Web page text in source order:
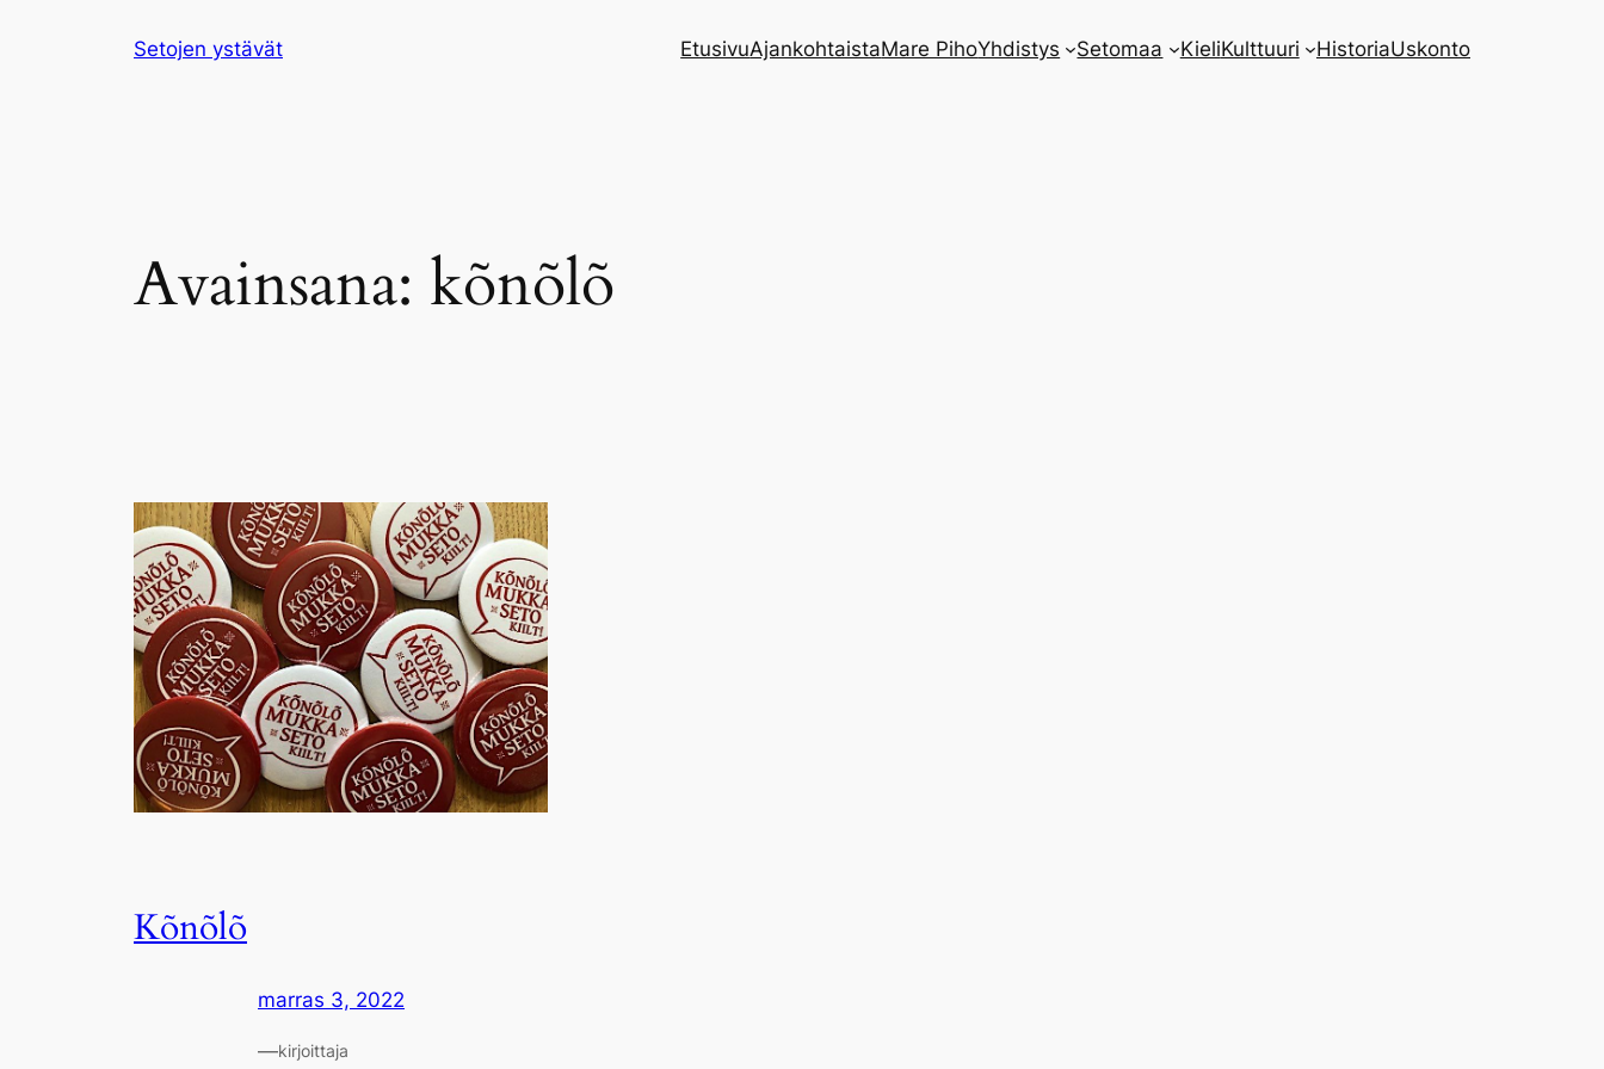
Setojen ystävät EtusivuAjankohtaistaMare PihoYhdistys Setomaa KieliKulttuuri HistoriaUskonto
Avainsana: kõnõlõ
Kõnõlõ
marras 3, 2022
—kirjoittaja